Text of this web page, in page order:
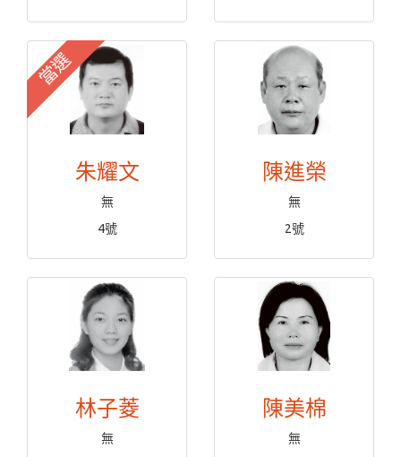
當選
朱耀文
無
4號
陳進榮
無
2號
林子菱
無
陳美棉
無